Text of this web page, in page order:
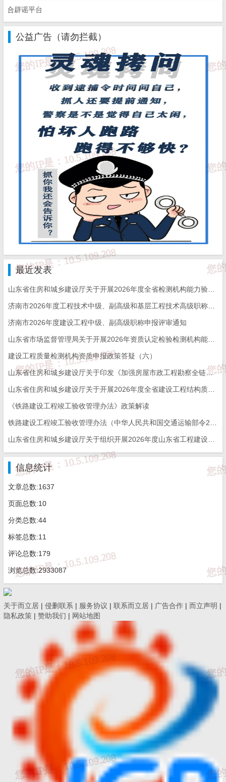
高 琦 中国人民财产保险股份有限公司济南市分公司
李 婷 中国人民财产保险股份有限公司济南市分公司
钱司均 江泰保险经纪股份有限公司济南分公司
济南市住建局
免 责 告 知
一、本站发布的内容（包括原创及转载自互联网的文字，图
片等资料）版权归作者所有，本站仅供大家学习与参考，请
勿使用于商业用途。如需作商业用途，请与原作者联系。如
未经作者同意，用作商业用途或匿名转载，产生的一切后果
将由您自己承担!作者有权利追究侵权者法律责任；
二、著作权人发现本站有侵害其合法权益的内容或作品，请
及时联系我们给出内容所在的网址，并提供相关证明资料，
在收到相关投诉后，我们会第一时间给予处理；
三、本站发布的软件仅提供给大家学习测试，请诸位用户使
用正版软件，不得商用；
四、本站的文字及图片资料允许您复制、转载和传播，转载
时请您务必先跟我们联系并注明来源；
五、免责声明方:而立居（2li.xyz）、济南工程（微信公众
号jngc2018）;
六、联系方式：☎
谣平台
公益广告（请勿拦截）
最近发表
济南市2026年度建设工程中级、副高级职称申报评审通知
建设工程质量检测机构资质申报政策答疑（六）
山东省住房和城乡建设厅关于印发《加强房屋市政工程勘察全链条管理实施方案》的通知
《铁路建设工程竣工验收管理办法》政策解读
信息统计
文章总数:1637
页面总数:10
分类总数:44
标签总数:11
评论总数:179
浏览总数:2933087
关于而立居 | 侵删联系 | 服务协议 | 联系而立居 | 广告合作 | 而立声明 |
隐私政策 | 赞助我们 | 网站地图